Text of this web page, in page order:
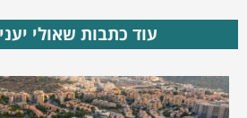
עוד כתבות שאולי